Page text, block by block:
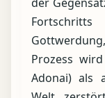
Prozess
Adonai) als